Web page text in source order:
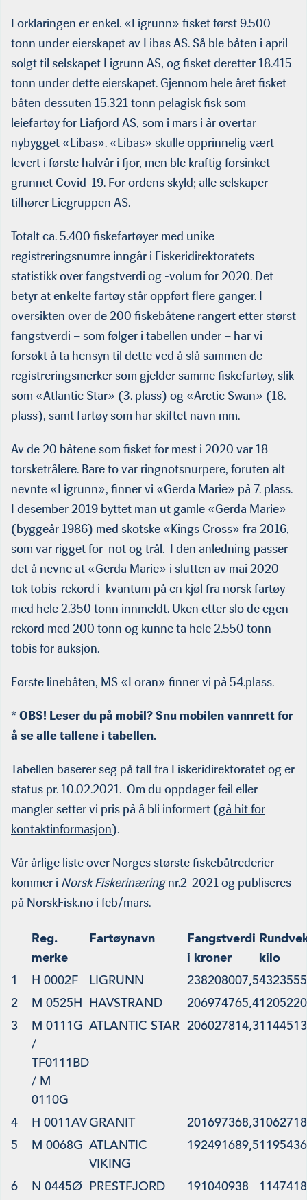
Forklaringen er enkel. «Ligrunn» fisket først 9.500
tonn under eierskapet av Libas AS. Så ble båten i april
solgt til selskapet Ligrunn AS, og fisket deretter 18.415
tonn under dette eierskapet. Gjennom hele året fisket
båten dessuten 15.321 tonn pelagisk fisk som
leiefartøy for Liafjord AS, som i mars i år overtar
nybygget «Libas». «Libas» skulle opprinnelig vært
levert i første halvår i fjor, men ble kraftig forsinket
grunnet Covid-19. For ordens skyld; alle selskaper
tilhører Liegruppen AS.
Totalt ca. 5.400 fiskefartøyer med unike
registreringsnumre inngår i Fiskeridirektoratets
statistikk over fangstverdi og -volum for 2020. Det
betyr at enkelte fartøy står oppført flere ganger. I
oversikten over de 200 fiskebåtene rangert etter størst
fangstverdi – som følger i tabellen under – har vi
forsøkt å ta hensyn til dette ved å slå sammen de
registreringsmerker som gjelder samme fiskefartøy, slik
som «Atlantic Star» (3. plass) og «Arctic Swan» (18.
plass), samt fartøy som har skiftet navn mm.
Av de 20 båtene som fisket for mest i 2020 var 18
torsketrålere. Bare to var ringnotsnurpere, foruten alt
nevnte «Ligrunn», finner vi «Gerda Marie» på 7. plass.
I desember 2019 byttet man ut gamle «Gerda Marie»
(byggeår 1986) med skotske «Kings Cross» fra 2016,
som var rigget for not og trål. I den anledning passer
det å nevne at «Gerda Marie» i slutten av mai 2020
tok tobis-rekord i kvantum på en kjøl fra norsk fartøy
med hele 2.350 tonn innmeldt. Uken etter slo de egen
rekord med 200 tonn og kunne ta hele 2.550 tonn
tobis for auksjon.
Første linebåten, MS «Loran» finner vi på 54.plass.
*OBS! Leser du på mobil? Snu mobilen vannrett for
å se alle tallene i tabellen.
Tabellen baserer seg på tall fra Fiskeridirektoratet og er
status pr. 10.02.2021. Om du oppdager feil eller
mangler setter vi pris på å bli informert (gå hit for
kontaktinformasjon).
Vår årlige liste over Norges største fiskebåtrederier
kommer i Norsk Fiskerinæringnr.2-2021 og publiseres
på NorskFisk.no i feb/mars.
Reg.
merke
Fartøynavn
Fangstverdi
i kroner
kilo
1 H 0002F LIGRUNN 238208007,5
2
M 0525H HAVSTRAND 206974765,4
3
M 0111G
/
TF0111BD
/ M
0110G
ATLANTIC STAR 206027814,3
4 H 0011AVGRANIT 201697368,3
5
M 0068G ATLANTIC
VIKING
192491689,5
6 N 0445Ø PRESTFJORD 191040938